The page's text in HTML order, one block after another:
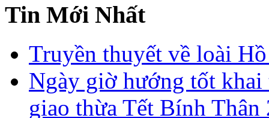
Tin Mới Nhất
Truyền thuyết về loài
Ngày giờ hướng tốt
giao thừa Tết Bính Thân